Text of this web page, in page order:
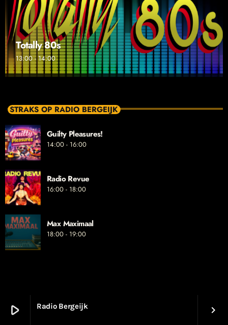
play_arrow Radio Bergeijk keyboard_arrow_right
Totally 80s
13:00 - 14:00
STRAKS OP RADIO BERGEIJK
Guilty Pleasures!
14:00 - 16:00
Radio Revue
16:00 - 18:00
Max Maximaal
18:00 - 19:00